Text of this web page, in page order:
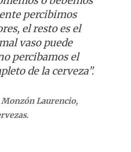
percibimos
el resto es el
vaso puede
percibamos el
de la cerveza”.
Laurencio,